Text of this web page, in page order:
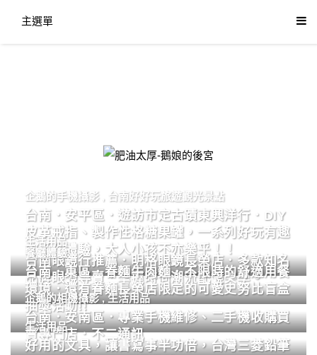
主選單
肥油太厚-鵝娘的後宮
企鵝的手機攝影 台南好好玩旅遊觀光景點
台南．安平區．遊訪市定古蹟東興洋行．DIY
皮革戒指、製作性格糖果罐，一系列好玩有趣
的手作體驗，大人小孩不亦樂乎！！
生活用品
台南眼鏡行推薦．明格眼鏡長榮店．多款知名
品牌眼鏡專賣．掌握時尚潮流配鏡美學。
餐廳體驗
台南．東區．眷麵牛肉麵．不限時的舒適用餐
環境．還有眷麵長榮店限定的可愛史努比盲盒
抽獎活動!!
企鵝的相機攝影,生活用品
台南．安南區．專業手機維修、二手機收購買
賣專門店．不二通訊
生活用品
好用的文具，讓書寫事半功倍，台灣三菱鉛筆